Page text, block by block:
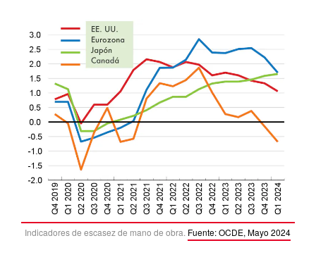
Indicadores de escasez de mano de obra. Fuente: OCDE, Mayo 2024